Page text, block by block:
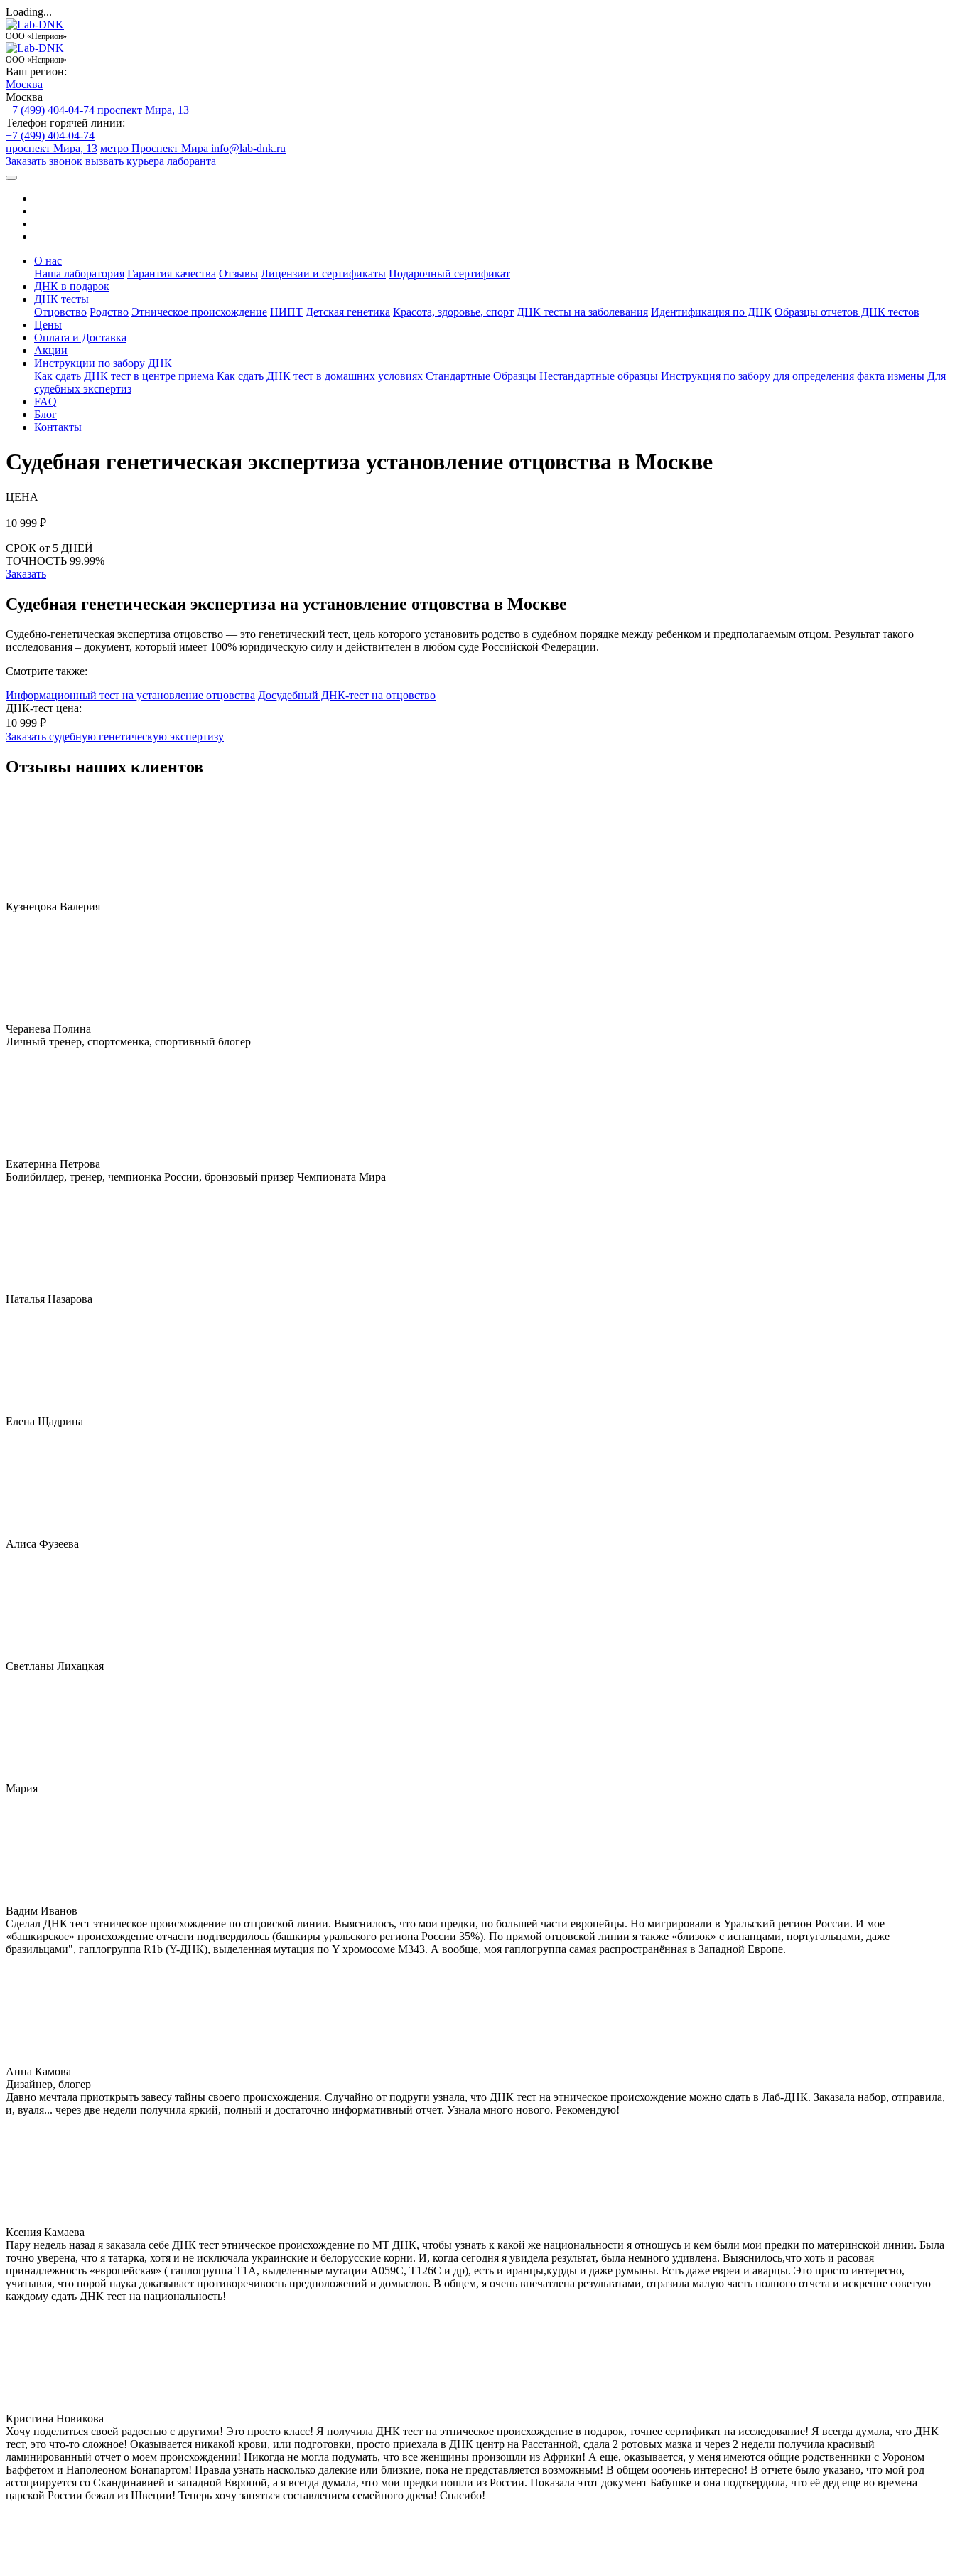
Loading...
ООО «Неприон»
ООО «Неприон»
Ваш регион:
Москва
Москва
+7 (499) 404-04-74 проспект Мира, 13
Телефон горячей линии:
+7 (499) 404-04-74
проспект Мира, 13 метро Проспект Мира info@lab-dnk.ru
Заказать звонок вызвать курьера лаборанта
О нас
Наша лаборатория Гарантия качества Отзывы Лицензии и сертификаты Подарочный сертификат
ДНК в подарок
ДНК тесты
Отцовство Родство Этническое происхождение НИПТ Детская генетика Красота, здоровье, спорт ДНК тесты на заболевания Идентификация по ДНК Образцы отчетов ДНК тестов
Цены
Оплата и Доставка
Акции
Инструкции по забору ДНК
Как сдать ДНК тест в центре приема Как сдать ДНК тест в домашних условиях Стандартные Образцы Нестандартные образцы Инструкция по забору для определения факта измены Для
судебных экспертиз
FAQ
Блог
Контакты
Судебная генетическая экспертиза установление отцовства в Москве
ЦЕНА
10 999 ₽
СРОК от 5 ДНЕЙ
ТОЧНОСТЬ 99.99%
Заказать
Судебная генетическая экспертиза на установление отцовства в Москве
Судебно-генетическая экспертиза отцовство — это генетический тест, цель которого установить родство в судебном порядке между ребенком и предполагаемым отцом. Результат такого
исследования – документ, который имеет 100% юридическую силу и действителен в любом суде Российской Федерации.
Смотрите также:
Информационный тест на установление отцовства Досудебный ДНК-тест на отцовство
ДНК-тест цена:
10 999 ₽
Заказать судебную генетическую экспертизу
Отзывы наших клиентов
Кузнецова Валерия
Черанева Полина
Личный тренер, спортсменка, спортивный блогер
Екатерина Петрова
Бодибилдер, тренер, чемпионка России, бронзовый призер Чемпионата Мира
Наталья Назарова
Елена Щадрина
Алиса Фузеева
Светланы Лихацкая
Мария
Вадим Иванов
Сделал ДНК тест этническое происхождение по отцовской линии. Выяснилось, что мои предки, по большей части европейцы. Но мигрировали в Уральский регион России. И мое
«башкирское» происхождение отчасти подтвердилось (башкиры уральского региона России 35%). По прямой отцовской линии я также «близок» с испанцами, португальцами, даже
бразильцами", гаплогруппа R1b (Y-ДНК), выделенная мутация по Y хромосоме М343. А вообще, моя гаплогруппа самая распространённая в Западной Европе.
Анна Камова
Дизайнер, блогер
Давно мечтала приоткрыть завесу тайны своего происхождения. Случайно от подруги узнала, что ДНК тест на этническое происхождение можно сдать в Лаб-ДНК. Заказала набор, отправила,
и, вуаля... через две недели получила яркий, полный и достаточно информативный отчет. Узнала много нового. Рекомендую!
Ксения Камаева
Пару недель назад я заказала себе ДНК тест этническое происхождение по МТ ДНК, чтобы узнать к какой же национальности я отношусь и кем были мои предки по материнской линии. Была
точно уверена, что я татарка, хотя и не исключала украинские и белорусские корни. И, когда сегодня я увидела результат, была немного удивлена. Выяснилось,что хоть и расовая
принадлежность «европейская» ( гаплогруппа T1A, выделенные мутации A059C, T126C и др), есть и иранцы,курды и даже румыны. Есть даже евреи и аварцы. Это просто интересно,
учитывая, что порой наука доказывает противоречивость предположений и домыслов. В общем, я очень впечатлена результатами, отразила малую часть полного отчета и искренне советую
каждому сдать ДНК тест на национальность!
Кристина Новикова
Хочу поделиться своей радостью с другими! Это просто класс! Я получила ДНК тест на этническое происхождение в подарок, точнее сертификат на исследование! Я всегда думала, что ДНК
тест, это что-то сложное! Оказывается никакой крови, или подготовки, просто приехала в ДНК центр на Расстанной, сдала 2 ротовых мазка и через 2 недели получила красивый
ламинированный отчет о моем происхождении! Никогда не могла подумать, что все женщины произошли из Африки! А еще, оказывается, у меня имеются общие родственники с Уороном
Баффетом и Наполеоном Бонапартом! Правда узнать насколько далекие или близкие, пока не представляется возможным! В общем ооочень интересно! В отчете было указано, что мой род
ассоциируется со Скандинавией и западной Европой, а я всегда думала, что мои предки пошли из России. Показала этот документ Бабушке и она подтвердила, что её дед еще во времена
царской России бежал из Швеции! Теперь хочу заняться составлением семейного древа! Спасибо!